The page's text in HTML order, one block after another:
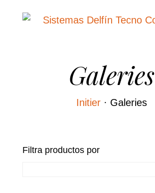
Galeries
Initier· Galeries
Filtra productos por